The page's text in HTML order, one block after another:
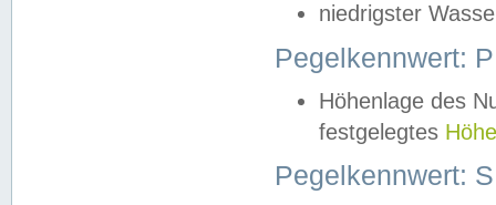
niedrigster
Pegelkennwert:
Höhenlage des
festgelegtes
Pegelkennwert: